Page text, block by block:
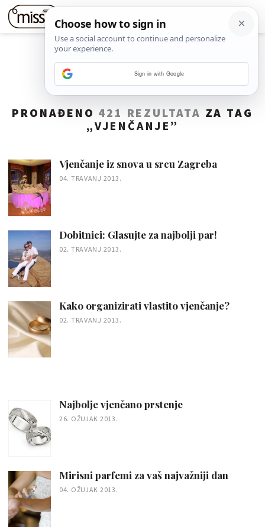
PRONAĐENO 421 REZULTATA ZA TAG
„VJENČANJE ”
Vjenčanje iz snova u srcu Zagreba
04. TRAVANJ 2013.
Dobitnici: Glasujte za najbolji par!
02. TRAVANJ 2013.
Kako organizirati vlastito vjenčanje?
02. TRAVANJ 2013.
Najbolje vjenčano prstenje
26. OŽUJAK 2013.
Mirisni parfemi za vaš najvažniji dan
04. OŽUJAK 2013.
Sign in with Google